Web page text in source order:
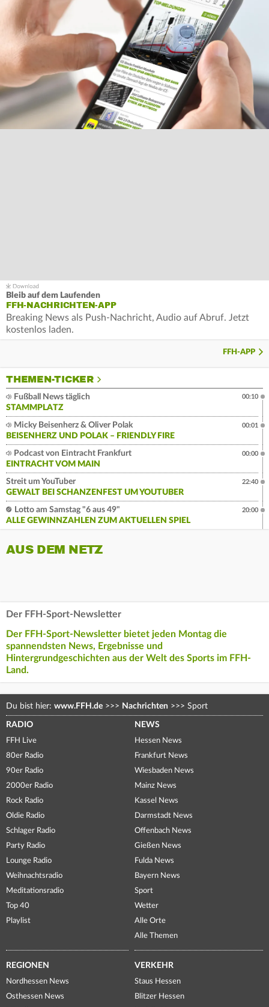
Bleib auf dem Laufenden
FFH-NACHRICHTEN-APP
Breaking News als Push-Nachricht, Audio auf Abruf. Jetzt
kostenlos laden.
FFH-APP
THEMEN-TICKER
Fußball News täglich
STAMMPLATZ
00:10
Micky Beisenherz & Oliver Polak
BEISENHERZ UND POLAK – FRIENDLY FIRE
00:01
Podcast von Eintracht Frankfurt
EINTRACHT VOM MAIN
00:00
Streit um YouTuber
GEWALT BEI SCHANZENFEST UM YOUTUBER
22:40
Lotto am Samstag "6 aus 49"
ALLE GEWINNZAHLEN ZUM AKTUELLEN SPIEL
20:00
AUS DEM NETZ
Der FFH-Sport-Newsletter
Der FFH-Sport-Newsletter bietet jeden Montag die
spannendsten News, Ergebnisse und
Hintergrundgeschichten aus der Welt des Sports im FFH-
Land.
Du bist hier: www.FFH.de >>> Nachrichten >>> Sport
RADIO
FFH Live
80er Radio
90er Radio
2000er Radio
Rock Radio
Oldie Radio
Schlager Radio
Party Radio
Lounge Radio
Weihnachtsradio
Meditationsradio
Top 40
Playlist
NEWS
Hessen News
Frankfurt News
Wiesbaden News
Mainz News
Kassel News
Darmstadt News
Offenbach News
Gießen News
Fulda News
Bayern News
Sport
Wetter
Alle Orte
Alle Themen
REGIONEN
Nordhessen News
Osthessen News
VERKEHR
Staus Hessen
Blitzer Hessen